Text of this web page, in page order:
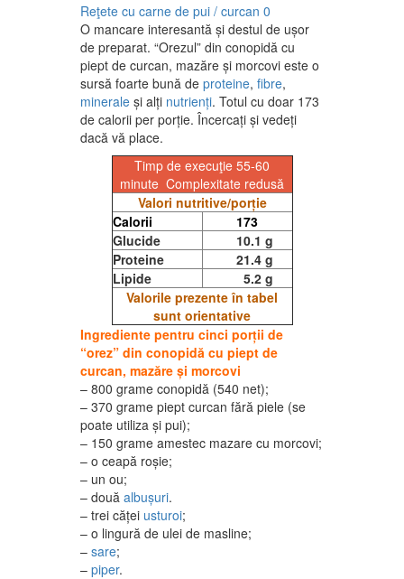
Reţete cu carne de pui / curcan 0
O mancare interesantă și destul de ușor
de preparat. “Orezul” din conopidă cu
piept de curcan, mazăre și morcovi este o
sursă foarte bună de proteine, fibre,
minerale și alți nutrienți. Totul cu doar 173
de calorii per porție. Încercați și vedeți
dacă vă place.
Timp de execuţie 55-60
minute Complexitate redusă
Valori nutritive/porție
Calorii
173
Glucide
10.1 g
Proteine
21.4 g
Lipide
5.2 g
Valorile prezente în tabel
sunt orientative
Ingrediente pentru cinci porții de
“orez” din conopidă cu piept de
curcan, mazăre și morcovi
– 800 grame conopidă (540 net);
– 370 grame piept curcan fără piele (se
poate utiliza și pui);
– 150 grame amestec mazare cu morcovi;
– o ceapă roșie;
– un ou;
– două albușuri.
– trei căței usturoi;
– o lingură de ulei de masline;
– sare;
– piper.